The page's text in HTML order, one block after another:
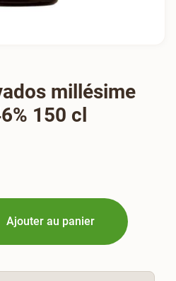
millésime
150 cl
Ajouter au panier